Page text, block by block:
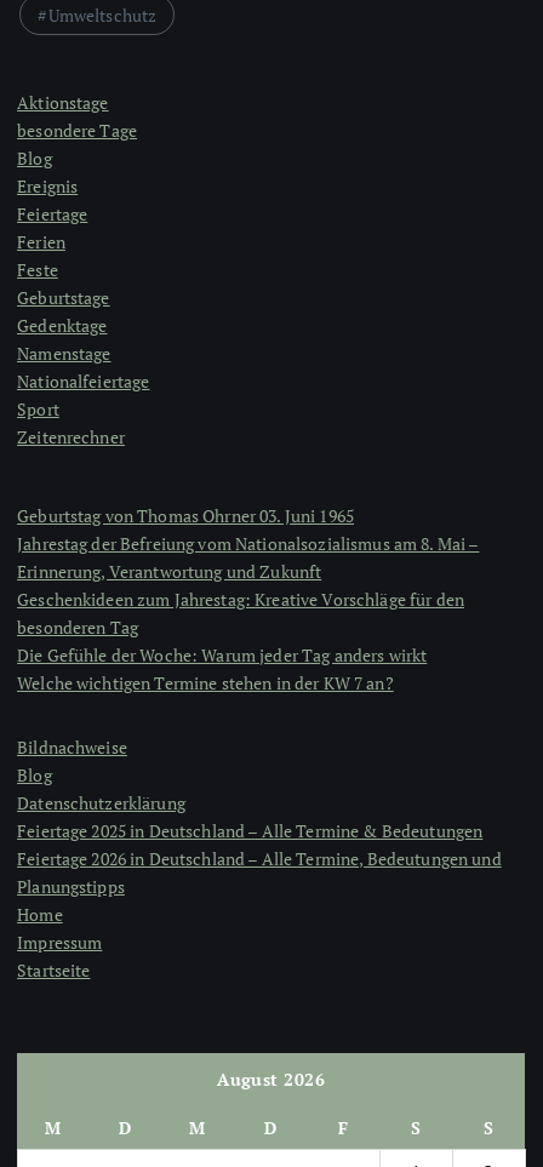
Umweltschutz
Aktionstage
besondere Tage
Blog
Ereignis
Feiertage
Ferien
Feste
Geburtstage
Gedenktage
Namenstage
Nationalfeiertage
Sport
Zeitenrechner
Geburtstag von Thomas Ohrner 03. Juni 1965
Jahrestag der Befreiung vom Nationalsozialismus am 8. Mai –
Erinnerung, Verantwortung und Zukunft
Geschenkideen zum Jahrestag: Kreative Vorschläge für den
besonderen Tag
Die Gefühle der Woche: Warum jeder Tag anders wirkt
Welche wichtigen Termine stehen in der KW 7 an?
Bildnachweise
Blog
Datenschutzerklärung
Feiertage 2025 in Deutschland – Alle Termine & Bedeutungen
Feiertage 2026 in Deutschland – Alle Termine, Bedeutungen und
Planungstipps
Home
Impressum
Startseite
August 2026
M D M D F S
S